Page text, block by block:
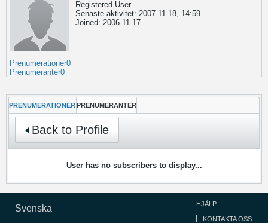
Registered User
Senaste aktivitet: 2007-11-18, 14:59
Joined: 2006-11-17
Prenumerationer0
Prenumeranter0
PRENUMERATIONER PRENUMERANTER
Back to Profile
User has no subscribers to display...
Svenska HJÄLP
KONTAKTA OSS